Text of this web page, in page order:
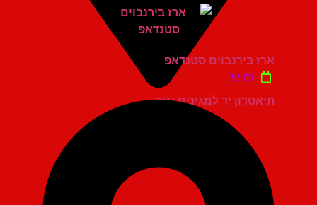
תיאטרון יד למגינים יגור
ארז בירנבוים סטנדאפ
יום ש'